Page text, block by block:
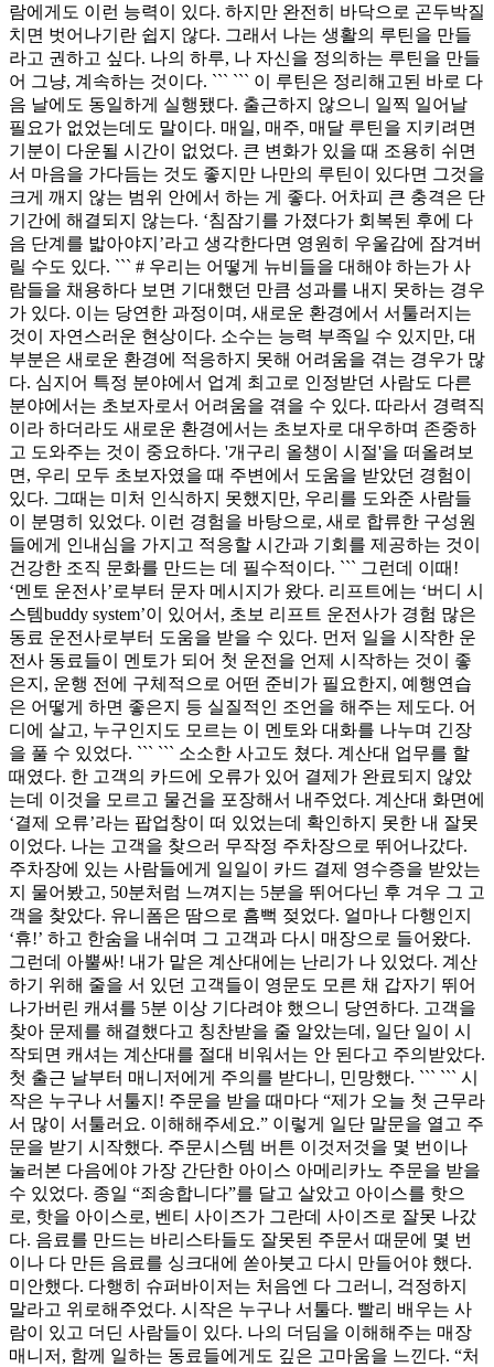
람에게도 이런 능력이 있다. 하지만 완전히 바닥으로 곤두박질
치면 벗어나기란 쉽지 않다. 그래서 나는 생활의 루틴을 만들
라고 권하고 싶다. 나의 하루, 나 자신을 정의하는 루틴을 만들
어 그냥, 계속하는 것이다. ``` ``` 이 루틴은 정리해고된 바로 다
음 날에도 동일하게 실행됐다. 출근하지 않으니 일찍 일어날
필요가 없었는데도 말이다. 매일, 매주, 매달 루틴을 지키려면
기분이 다운될 시간이 없었다. 큰 변화가 있을 때 조용히 쉬면
서 마음을 가다듬는 것도 좋지만 나만의 루틴이 있다면 그것을
크게 깨지 않는 범위 안에서 하는 게 좋다. 어차피 큰 충격은 단
기간에 해결되지 않는다. ‘침잠기를 가졌다가 회복된 후에 다
음 단계를 밟아야지’라고 생각한다면 영원히 우울감에 잠겨버
릴 수도 있다. ``` # 우리는 어떻게 뉴비들을 대해야 하는가 사
람들을 채용하다 보면 기대했던 만큼 성과를 내지 못하는 경우
가 있다. 이는 당연한 과정이며, 새로운 환경에서 서툴러지는
것이 자연스러운 현상이다. 소수는 능력 부족일 수 있지만, 대
부분은 새로운 환경에 적응하지 못해 어려움을 겪는 경우가 많
다. 심지어 특정 분야에서 업계 최고로 인정받던 사람도 다른
분야에서는 초보자로서 어려움을 겪을 수 있다. 따라서 경력직
이라 하더라도 새로운 환경에서는 초보자로 대우하며 존중하
고 도와주는 것이 중요하다. '개구리 올챙이 시절'을 떠올려보
면, 우리 모두 초보자였을 때 주변에서 도움을 받았던 경험이
있다. 그때는 미처 인식하지 못했지만, 우리를 도와준 사람들
이 분명히 있었다. 이런 경험을 바탕으로, 새로 합류한 구성원
들에게 인내심을 가지고 적응할 시간과 기회를 제공하는 것이
건강한 조직 문화를 만드는 데 필수적이다. ``` 그런데 이때!
‘멘토 운전사’로부터 문자 메시지가 왔다. 리프트에는 ‘버디 시
스템buddy system’이 있어서, 초보 리프트 운전사가 경험 많은
동료 운전사로부터 도움을 받을 수 있다. 먼저 일을 시작한 운
전사 동료들이 멘토가 되어 첫 운전을 언제 시작하는 것이 좋
은지, 운행 전에 구체적으로 어떤 준비가 필요한지, 예행연습
은 어떻게 하면 좋은지 등 실질적인 조언을 해주는 제도다. 어
디에 살고, 누구인지도 모르는 이 멘토와 대화를 나누며 긴장
을 풀 수 있었다. ``` ``` 소소한 사고도 쳤다. 계산대 업무를 할
때였다. 한 고객의 카드에 오류가 있어 결제가 완료되지 않았
는데 이것을 모르고 물건을 포장해서 내주었다. 계산대 화면에
‘결제 오류’라는 팝업창이 떠 있었는데 확인하지 못한 내 잘못
이었다. 나는 고객을 찾으러 무작정 주차장으로 뛰어나갔다.
주차장에 있는 사람들에게 일일이 카드 결제 영수증을 받았는
지 물어봤고, 50분처럼 느껴지는 5분을 뛰어다닌 후 겨우 그 고
객을 찾았다. 유니폼은 땀으로 흠뻑 젖었다. 얼마나 다행인지
‘휴!’ 하고 한숨을 내쉬며 그 고객과 다시 매장으로 들어왔다.
그런데 아뿔싸! 내가 맡은 계산대에는 난리가 나 있었다. 계산
하기 위해 줄을 서 있던 고객들이 영문도 모른 채 갑자기 뛰어
나가버린 캐셔를 5분 이상 기다려야 했으니 당연하다. 고객을
찾아 문제를 해결했다고 칭찬받을 줄 알았는데, 일단 일이 시
작되면 캐셔는 계산대를 절대 비워서는 안 된다고 주의받았다.
첫 출근 날부터 매니저에게 주의를 받다니, 민망했다. ``` ``` 시
작은 누구나 서툴지! 주문을 받을 때마다 “제가 오늘 첫 근무라
서 많이 서툴러요. 이해해주세요.” 이렇게 일단 말문을 열고 주
문을 받기 시작했다. 주문시스템 버튼 이것저것을 몇 번이나
눌러본 다음에야 가장 간단한 아이스 아메리카노 주문을 받을
수 있었다. 종일 “죄송합니다”를 달고 살았고 아이스를 핫으
로, 핫을 아이스로, 벤티 사이즈가 그란데 사이즈로 잘못 나갔
다. 음료를 만드는 바리스타들도 잘못된 주문서 때문에 몇 번
이나 다 만든 음료를 싱크대에 쏟아붓고 다시 만들어야 했다.
미안했다. 다행히 슈퍼바이저는 처음엔 다 그러니, 걱정하지
말라고 위로해주었다. 시작은 누구나 서툴다. 빨리 배우는 사
람이 있고 더딘 사람들이 있다. 나의 더딤을 이해해주는 매장
매니저, 함께 일하는 동료들에게도 깊은 고마움을 느낀다. “처